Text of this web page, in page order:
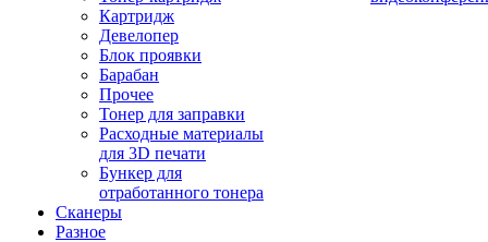
Картридж
Девелопер
Блок проявки
Барабан
Прочее
Тонер для заправки
Расходные материалы
для 3D печати
Бункер для
отработанного тонера
Сканеры
Разное